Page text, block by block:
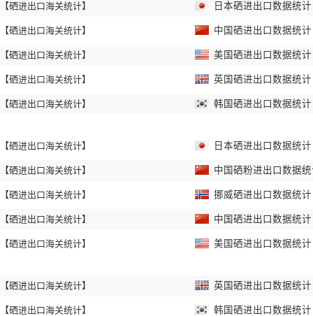
【硒进出口海关统计】
【硒进出口海关统计】
【硒进出口海关统计】
【硒进出口海关统计】
【硒进出口海关统计】
【硒进出口海关统计】
【硒进出口海关统计】
【硒进出口海关统计】
【硒进出口海关统计】
【硒进出口海关统计】
【硒进出口海关统计】
【硒进出口海关统计】
日本硒进出口数据统
中国硒进出口数据统
美国硒进出口数据统
英国硒进出口数据统
韩国硒进出口数据统
日本硒进出口数据统
中国硒粉进出口数据
挪威硒进出口数据统
中国硒进出口数据统
美国硒进出口数据统
英国硒进出口数据统
韩国硒进出口数据统